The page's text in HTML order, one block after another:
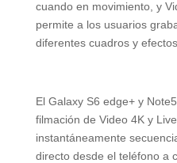
cuando en movimiento, y
permite a los usuarios
diferentes cuadros y efectos.
El Galaxy S6 edge+ y
filmación de Video 4K y
instantáneamente
directo desde el teléfono a